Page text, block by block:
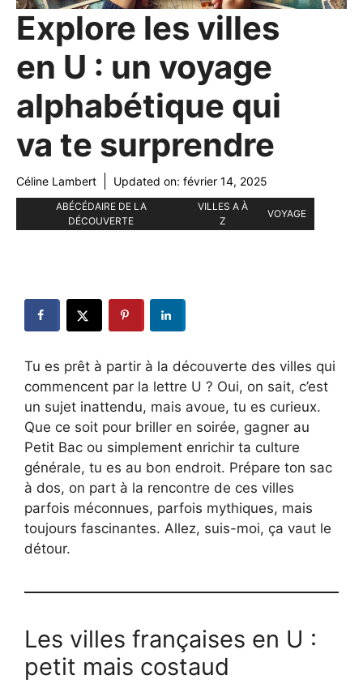
Explore les villes
en U : un voyage
alphabétique qui
va te surprendre
Céline Lambert Updated on: février 14, 2025
ABÉCÉDAIRE DE LA
DÉCOUVERTE
VILLES A À
Z
VOYAGE
Tu es prêt à partir à la découverte des villes qui
commencent par la lettre U ? Oui, on sait, c’est
un sujet inattendu, mais avoue, tu es curieux.
Que ce soit pour briller en soirée, gagner au
Petit Bac ou simplement enrichir ta culture
générale, tu es au bon endroit. Prépare ton sac
à dos, on part à la rencontre de ces villes
parfois méconnues, parfois mythiques, mais
toujours fascinantes. Allez, suis-moi, ça vaut le
détour.
Les villes françaises en U :
petit mais costaud